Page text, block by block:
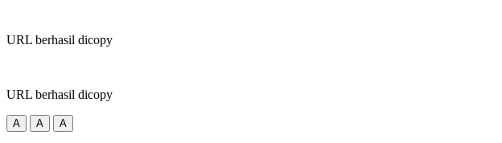
URL berhasil dicopy
URL berhasil dicopy
A A A